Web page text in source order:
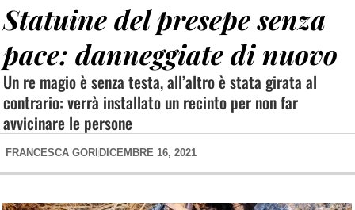
Statuine del presepe senza
pace: danneggiate di nuovo
Un re magio è senza testa, all’altro è stata girata al
contrario: verrà installato un recinto per non far
avvicinare le persone
FRANCESCA GORI DICEMBRE 16, 2021